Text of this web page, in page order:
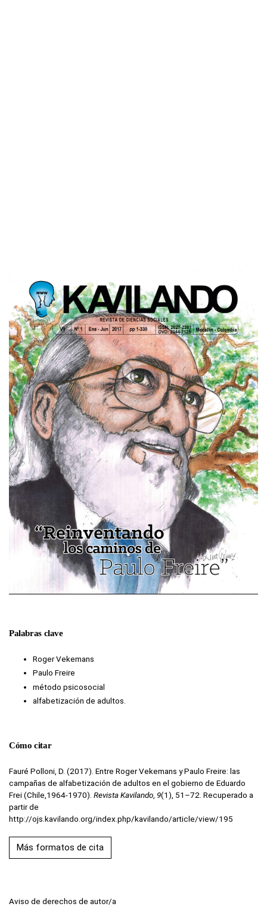
Palabras clave
Roger Vekemans
Paulo Freire
método psicosocial
alfabetización de adultos.
Cómo citar
Fauré Polloni, D. (2017). Entre Roger Vekemans y Paulo Freire: las
campañas de alfabetización de adultos en el gobierno de Eduardo
Frei (Chile,1964-1970). Revista Kavilando 9(1), 51–72. Recuperado a
partir de
http://ojs.kavilando.org/index.php/kavilando/article/view/195
Más formatos de cita
Aviso de derechos de autor/a